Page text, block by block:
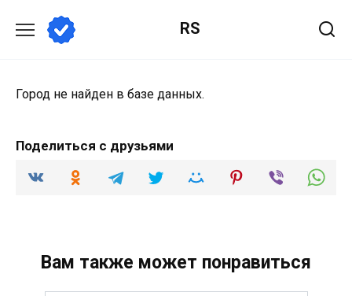
содержанию
RS
Город не найден в базе данных.
Поделиться с друзьями
Вам также может понравиться